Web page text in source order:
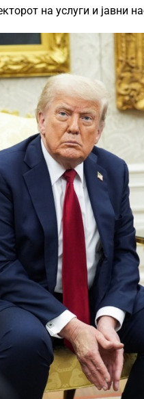
на услуги и јавни